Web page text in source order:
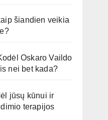
šiandien veikia
Oskaro Vaildo
nei bet kada?
jūsų kūnui ir
terapijos